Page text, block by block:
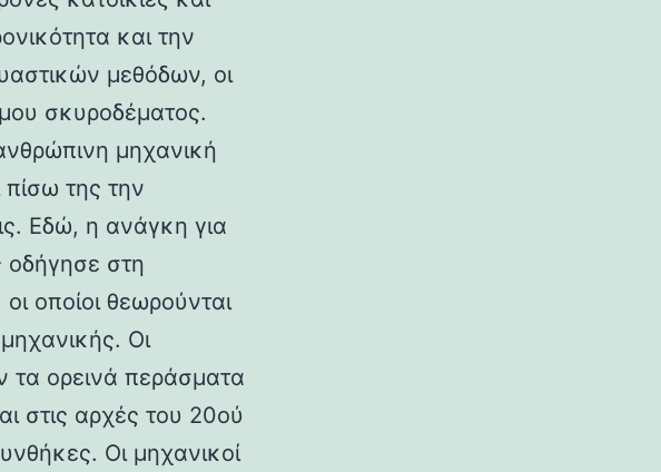
και την
μεθόδων, οι
σκυροδέματος.
μηχανική
της την
Εδώ, η ανάγκη για
οδήγησε στη
οποίοι θεωρούνται
Οι
τα ορεινά περάσματα
στις αρχές του 20ού
Οι μηχανικοί